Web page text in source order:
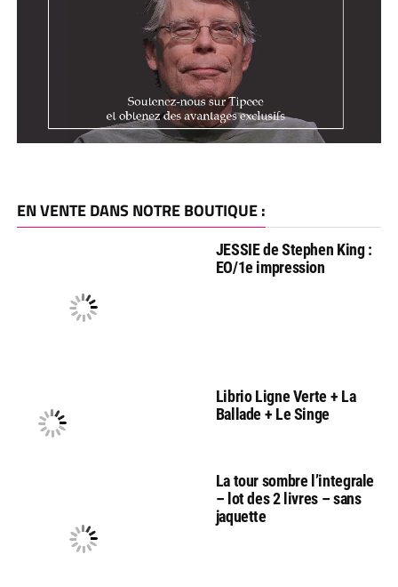
EN VENTE DANS NOTRE BOUTIQUE :
JESSIE de Stephen King :
EO/1e impression
Librio Ligne Verte + La
Ballade + Le Singe
La tour sombre l’integrale
– lot des 2 livres – sans
jaquette